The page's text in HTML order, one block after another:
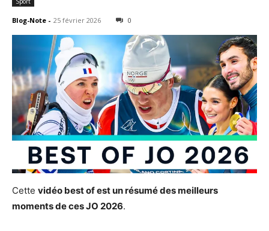
Blog-Note - 25 février 2026 0
Cette vidéo best of est un résumé des meilleurs
moments de ces JO 2026.